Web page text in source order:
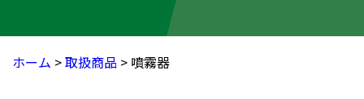
ホーム >取扱商品 > 噴霧器